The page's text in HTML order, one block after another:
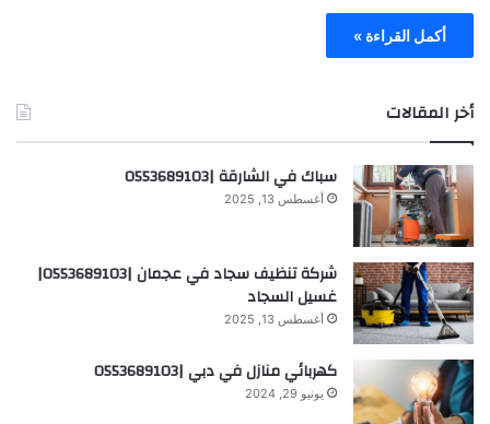
أكمل القراءة »
أخر المقالات
سباك في الشارقة |0553689103
أغسطس 13, 2025
شركة تنظيف سجاد في عجمان |0553689103|
غسيل السجاد
أغسطس 13, 2025
كهربائي منازل في دبي |0553689103
يونيو 29, 2024